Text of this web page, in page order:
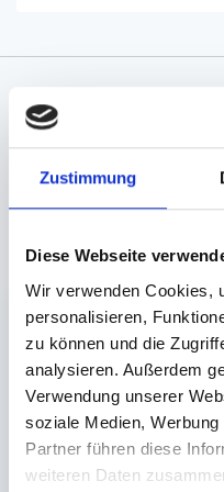
Zustimmung
Diese Webseite
Wir verwenden Cookies,
personalisieren,
zu können und die
analysieren. Außerdem
Verwendung unserer
soziale Medien,
Partner führen diese
weiteren Daten
Angaben zur
Bullhamm 24-26, D-
Deckel für